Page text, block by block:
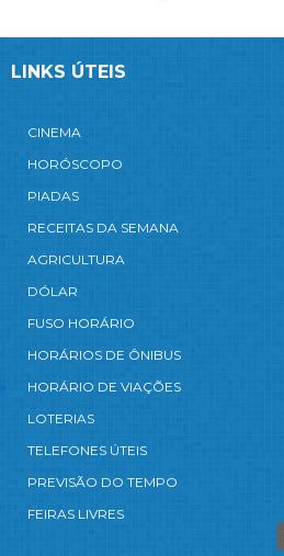
LINKS ÚTEIS
CINEMA
HORÓSCOPO
PIADAS
RECEITAS DA SEMANA
AGRICULTURA
DÓLAR
FUSO HORÁRIO
HORÁRIOS DE ÔNIBUS
HORÁRIO DE VIAÇÕES
LOTERIAS
TELEFONES ÚTEIS
PREVISÃO DO TEMPO
FEIRAS LIVRES